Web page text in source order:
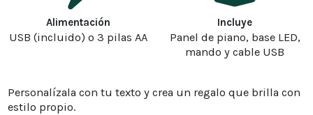
Alimentación
USB (incluido) o 3 pilas AA
Incluye
Panel de piano, base LED,
mando y cable USB
Personalízala con tu texto y crea un regalo que brilla con
estilo propio.